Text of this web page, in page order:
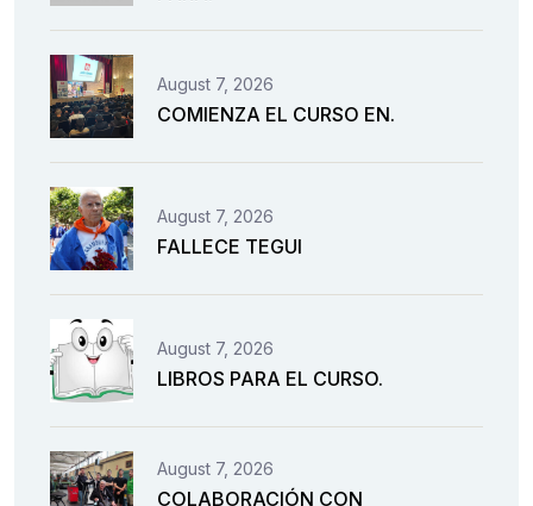
August 7, 2026
COMIENZA EL CURSO EN.
August 7, 2026
FALLECE TEGUI
August 7, 2026
LIBROS PARA EL CURSO.
August 7, 2026
COLABORACIÓN CON